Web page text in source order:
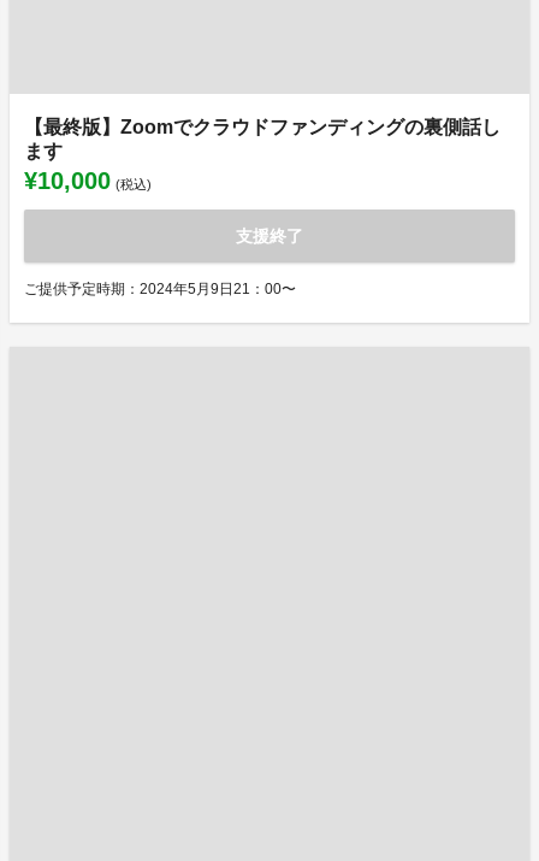
【最終版】Zoomでクラウドファンディングの裏側話し
ます
¥10,000 (税込)
支援終了
ご提供予定時期：2024年5月9日21：00〜